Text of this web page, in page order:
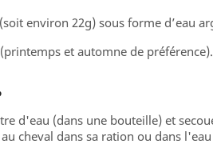
environ 22g) sous forme d’eau
et automne de préférence).
d'eau (dans une bouteille) et
cheval dans sa ration ou dans